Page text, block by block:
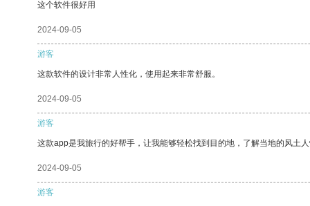
这个软件很好用
2024-09-05
游客
这款软件的设计非常人性化，使用起来非常舒服。
2024-09-05
游客
这款app是我旅行的好帮手，让我能够轻松找到目的地，了解当地的风土
2024-09-05
游客